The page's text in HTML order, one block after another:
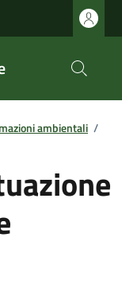
ambientali /